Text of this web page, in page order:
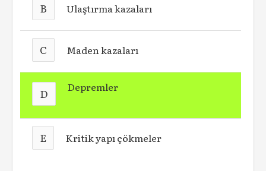
B Ulaştırma kazaları
C Maden kazaları
D Depremler
E Kritik yapı çökmeler